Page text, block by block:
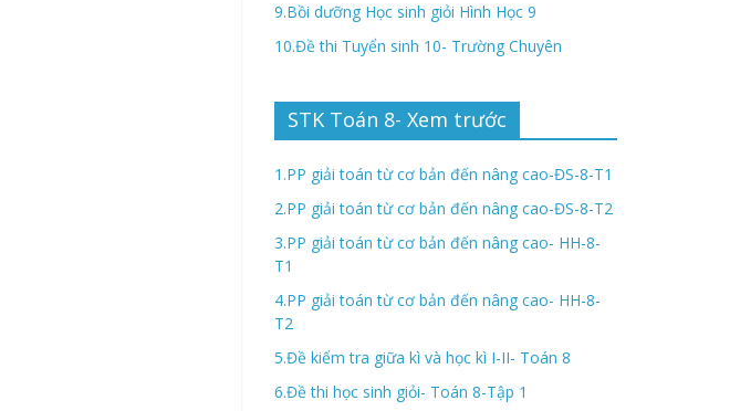
9.Bồi dưỡng Học sinh giỏi Hình Học 9
10.Đề thi Tuyển sinh 10- Trường Chuyên
STK Toán 8- Xem trước
1.PP giải toán từ cơ bản đến nâng cao-ĐS-8-T1
2.PP giải toán từ cơ bản đến nâng cao-ĐS-8-T2
3.PP giải toán từ cơ bản đến nâng cao- HH-8-
T1
4.PP giải toán từ cơ bản đến nâng cao- HH-8-
T2
5.Đề kiểm tra giữa kì và học kì I-II- Toán 8
6.Đề thi học sinh giỏi- Toán 8-Tập 1